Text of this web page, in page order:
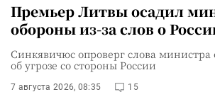
Премьер Литвы осадил
обороны из-за слов о
Синкявичюс опроверг слова
об угрозе со стороны России
7 августа 2026, 08:35 15